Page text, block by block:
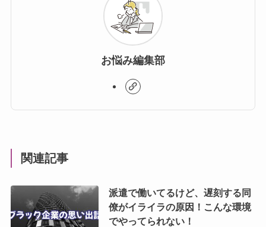
お悩み編集部
関連記事
派遣で働いてるけど、遅刻する同
僚がイライラの原因！こんな環境
でやってられない！